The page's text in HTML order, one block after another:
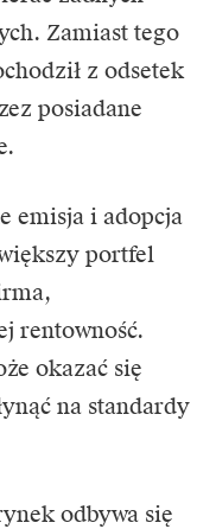
Zamiast tego
z odsetek
posiadane
emisja i adopcja
portfel
rentowność.
okazać się
na standardy
odbywa się